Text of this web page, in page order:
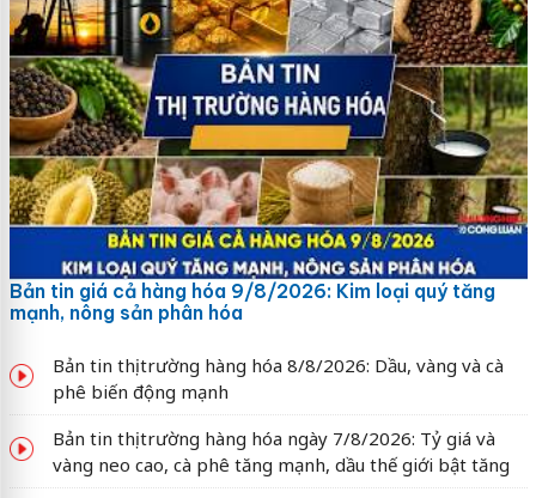
Bản tin giá cả hàng hóa 9/8/2026: Kim loại quý tăng
mạnh, nông sản phân hóa
Bản tin thị trường hàng hóa 8/8/2026: Dầu, vàng và cà
phê biến động mạnh
Bản tin thị trường hàng hóa ngày 7/8/2026: Tỷ giá và
vàng neo cao, cà phê tăng mạnh, dầu thế giới bật tăng